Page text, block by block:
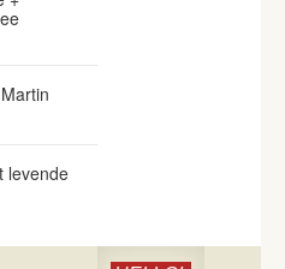
levende